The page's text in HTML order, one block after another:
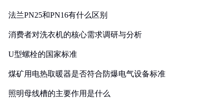
法兰PN25和PN16有什么区别
消费者对洗衣机的核心需求调研与分析
U型螺栓的国家标准
煤矿用电热取暖器是否符合防爆电气设备标准
照明母线槽的主要作用是什么